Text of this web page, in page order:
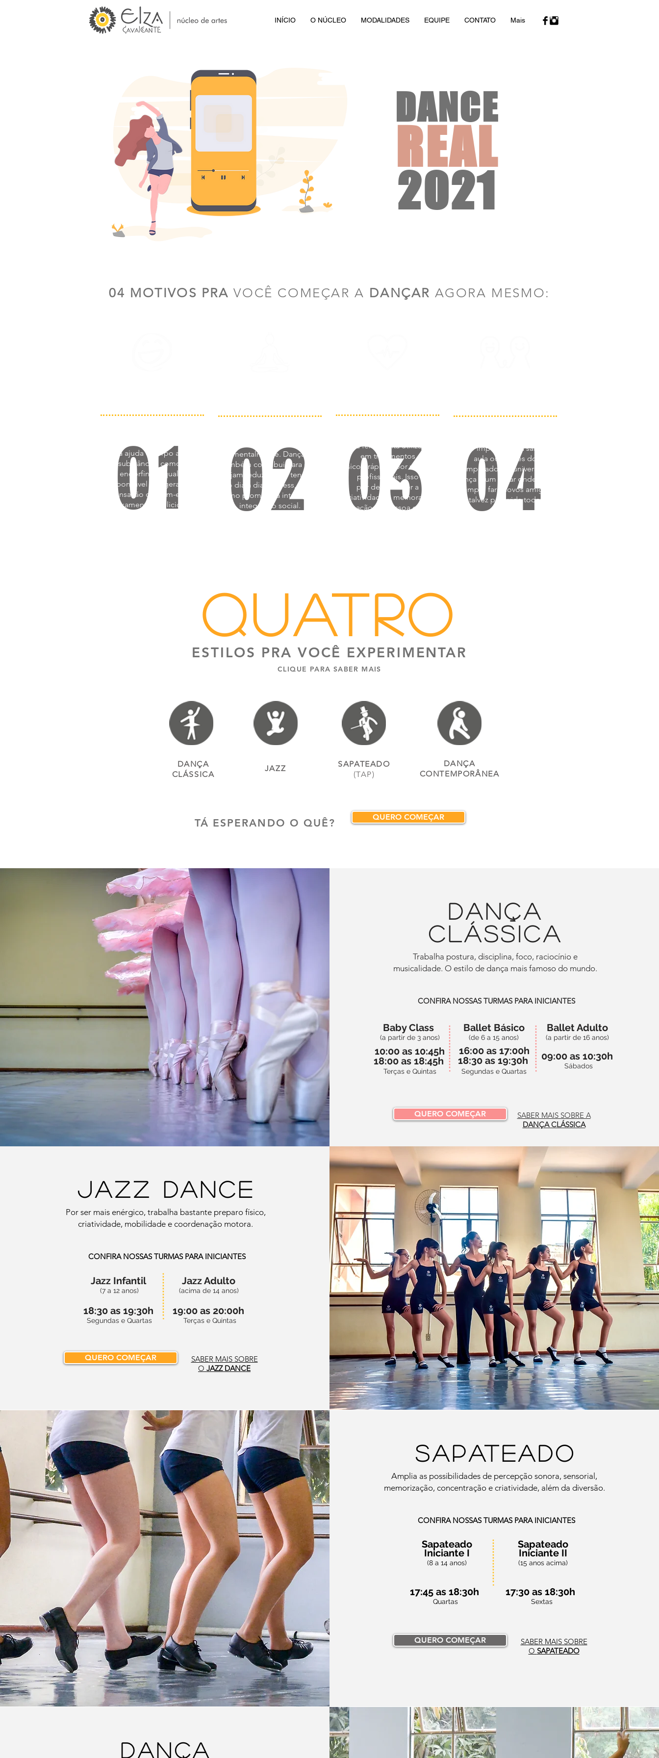
INÍCIO O NÚCLEO MODALIDADES EQUIPE CONTATO Mais
DANCE
REAL
2021
04 MOTIVOS PRA VOCÊ COMEÇAR A DANÇAR AGORA MESMO:
01
dança ajuda o corpo a liberar
substâncias como a
endorfina, a qual é
responsável por gerar uma
sensação de bem-estar,
relaxamento e felicidade.
02
mentalmente. Dançar
também contribui para que
sejam reduzidas as tensões
do dia a dia, o stress, assim
como promove a interação e
integração social.
03
uma ferramenta utilizada
em tratamentos
psicoterápicos por muitos
profissionais. Isso
por desenvolver a
criatividade e melhorar a
sensação da pessoa com o
04
Não importa se na sala de
aula ou através do
computador. O universo da
dança é um lugar onde você
sempre fará novos amigos
talvez para vida toda.
QUATRO
ESTILOS PRA VOCÊ EXPERIMENTAR
CLIQUE PARA SABER MAIS
DANÇA
CLÁSSICA
JAZZ
SAPATEADO
(TAP)
DANÇA
CONTEMPORÂNEA
TÁ ESPERANDO O QUÊ? QUERO COMEÇAR
dança
clássica
Trabalha postura, disciplina, foco, raciocínio e
musicalidade. O estilo de dança mais famoso do mundo.
CONFIRA NOSSAS TURMAS PARA INICIANTES
Baby Class
(a partir de 3 anos)
Ballet Básico
(de 6 a 15 anos)
Ballet Adulto
(a partir de 16 anos)
10:00 as 10:45h
18:00 as 18:45h
Terças e Quintas
09:00 as 10:30h
Sábados
16:00 as 17:00h
18:30 as 19:30h
Segundas e Quartas
QUERO COMEÇAR
SABER MAIS SOBRE A
DANÇA CLÁSSICA
jazz dance
Por ser mais enérgico, trabalha bastante preparo físico,
criatividade, mobilidade e coordenação motora.
CONFIRA NOSSAS TURMAS PARA INICIANTES
Jazz Infantil
(7 a 12 anos)
Jazz Adulto
(acima de 14 anos)
18:30 as 19:30h
Segundas e Quartas
19:00 as 20:00h
Terças e Quintas
QUERO COMEÇAR
SABER MAIS SOBRE
O JAZZ DANCE
SAPATEADO
Amplia as possibilidades de percepção sonora, sensorial,
memorização, concentração e criatividade, além da diversão.
CONFIRA NOSSAS TURMAS PARA INICIANTES
Sapateado
Iniciante I
(8 a 14 anos)
Sapateado
Iniciante II
(15 anos acima)
17:45 as 18:30h
Quartas
17:30 as 18:30h
Sextas
QUERO COMEÇAR
SABER MAIS SOBRE
O SAPATEADO
DANÇA